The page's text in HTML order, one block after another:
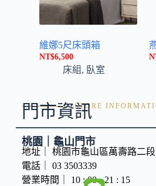
維娜5尺床頭箱
NT$6,500
床組, 臥室
STORE
門市資訊
桃園｜龜山門市
地址｜ 桃園市龜山區萬壽路二段
電話｜ 03 3503339
營業時間｜ 10 : 00 - 21 : 15